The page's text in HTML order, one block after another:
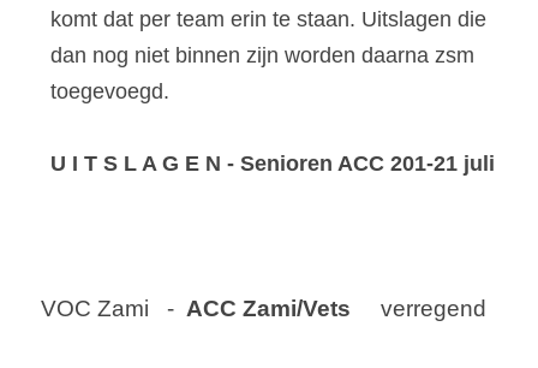
komt dat per team erin te staan. Uitslagen die
dan nog niet binnen zijn worden daarna zsm
toegevoegd.
U I T S L A G E N - Senioren ACC 201-21 juli
VOC Zami - ACC Zami/Vets verregend